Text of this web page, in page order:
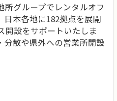
グループでレンタルオフ
日本各地に182拠点を展開
開設をサポートいたしま
分散や県外への営業所開設